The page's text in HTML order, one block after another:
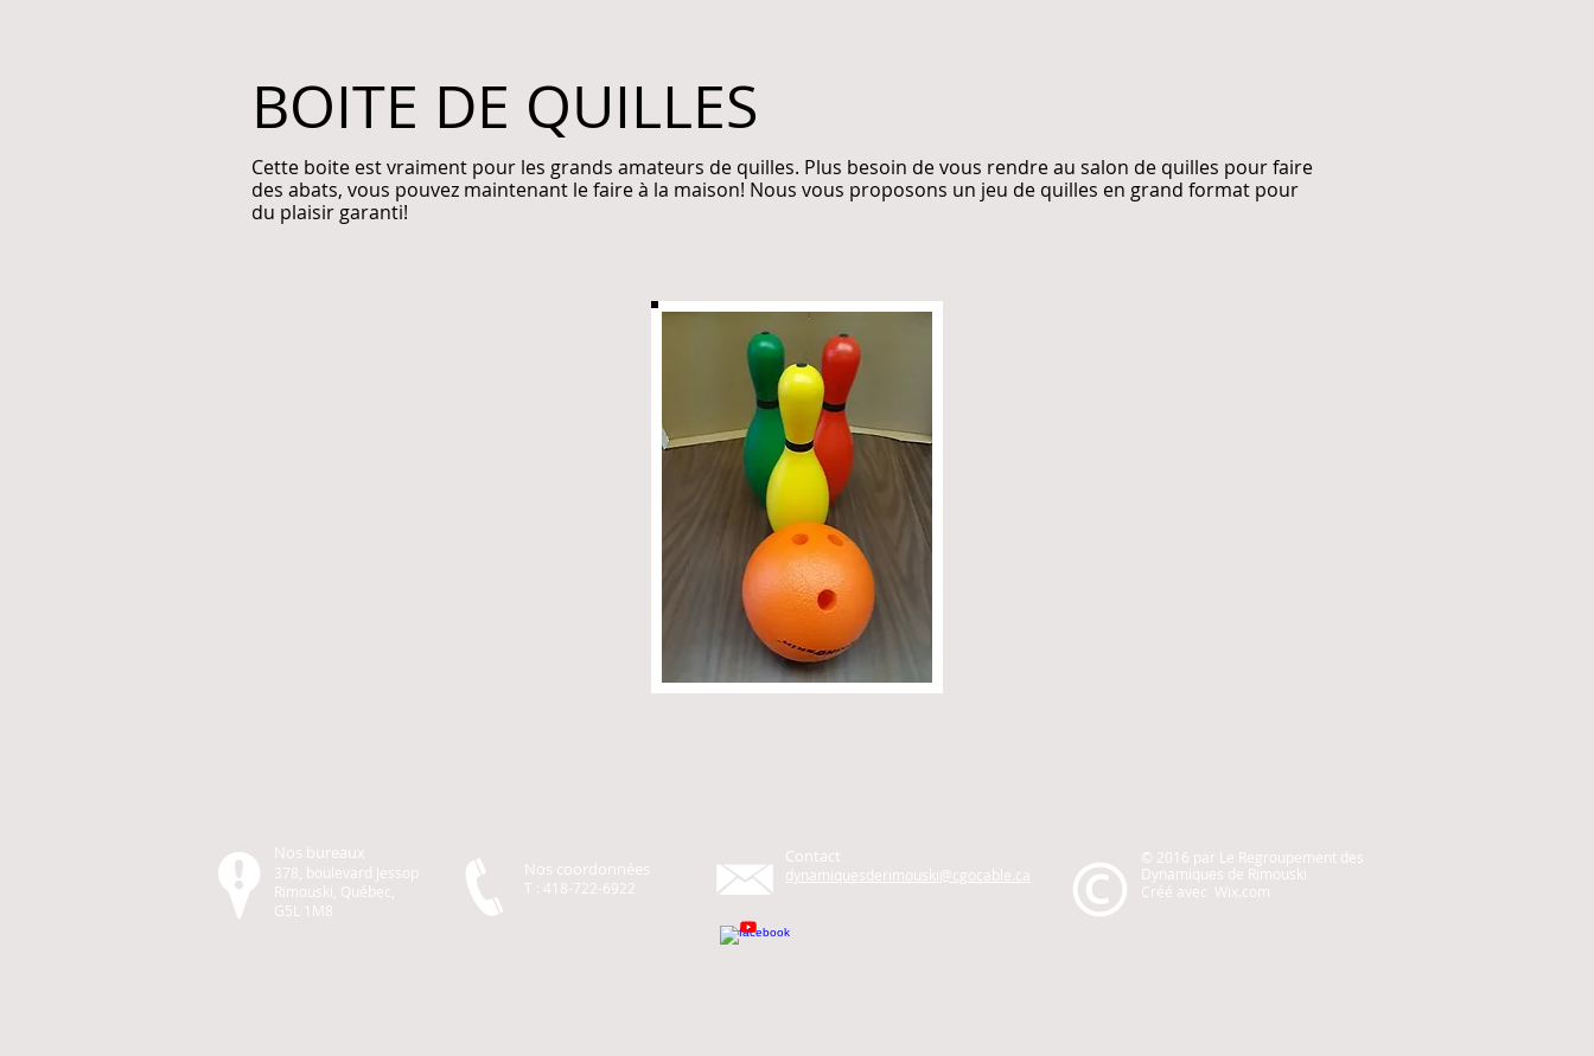
BOITE DE QUILLES
Cette boite est vraiment pour les grands amateurs de quilles. Plus besoin de vous rendre au salon de quilles pour faire
des abats, vous pouvez maintenant le faire à la maison! Nous vous proposons un jeu de quilles en grand format pour
du plaisir garanti!
Nos bureaux
378, boulevard Jessop
Rimouski, Québec,
G5L 1M8
Nos coordonnées
T : 418-722-6922
Contact
dynamiquesderimouski@cgocable.ca
© 2016 par
Le Regroupement des
Dynamiques de Rimouski
Créé avec Wix.com